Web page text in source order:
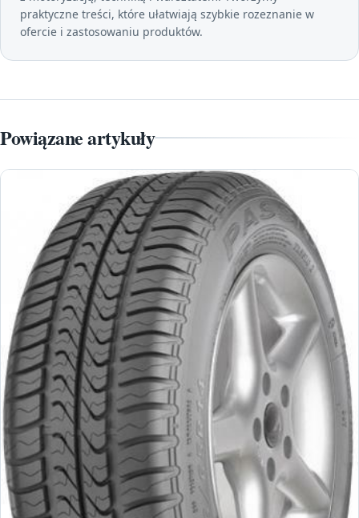
praktyczne treści, które ułatwiają szybkie rozeznanie w
ofercie i zastosowaniu produktów.
Powiązane artykuły